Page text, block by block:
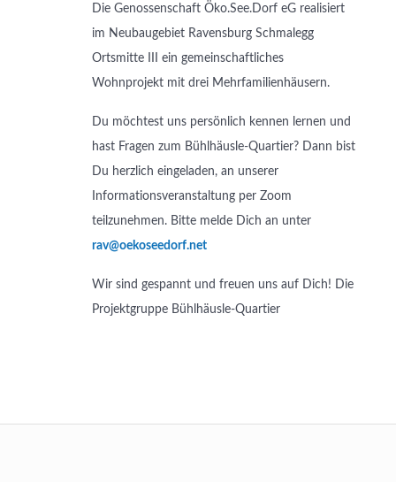
Die Genossenschaft Öko.See.Dorf eG realisiert
im Neubaugebiet Ravensburg Schmalegg
Ortsmitte III ein gemeinschaftliches
Wohnprojekt mit drei Mehrfamilienhäusern.
Du möchtest uns persönlich kennen lernen und
hast Fragen zum Bühlhäusle-Quartier? Dann bist
Du herzlich eingeladen, an unserer
Informationsveranstaltung per Zoom
teilzunehmen. Bitte melde Dich an unter
rav@oekoseedorf.net
Wir sind gespannt und freuen uns auf Dich! Die
Projektgruppe Bühlhäusle-Quartier